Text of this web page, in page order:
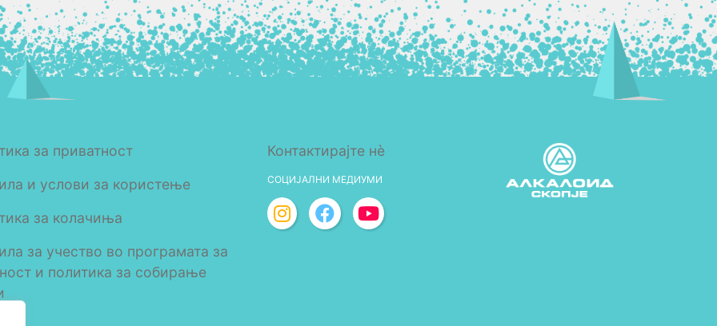
за приватност
и услови за користење
за колачиња
за учество во програмата за
и политика за собирање
Контактирајте нè
СОЦИЈАЛНИ МЕДИУМИ